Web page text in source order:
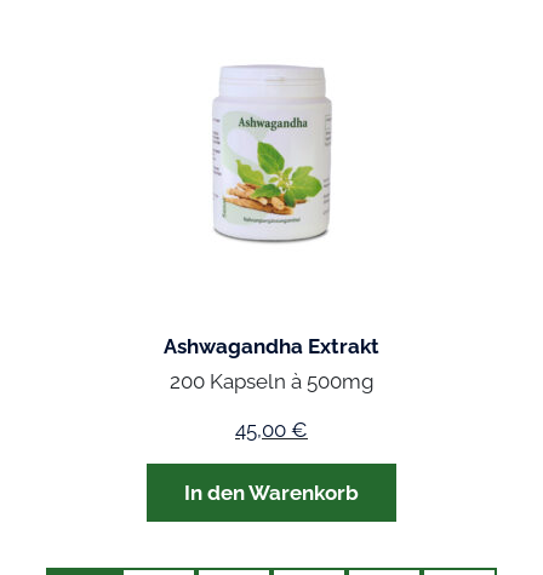
Ashwagandha Extrakt
200 Kapseln à 500mg
45,00 €
In den Warenkorb